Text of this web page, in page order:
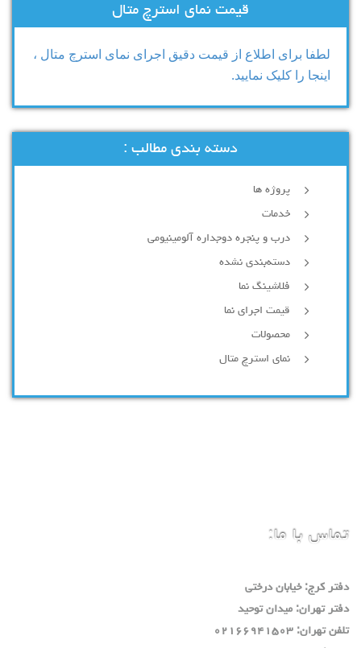
قیمت نمای استرچ متال
لطفا برای اطلاع از قیمت دقیق اجرای نمای استرچ متال ،
اینجا را کلیک نمایید.
دسته بندی مطالب :
پروژه ها
خدمات
درب و پنجره دوجداره آلومینیومی
دسته‌بندی نشده
فلاشینگ نما
قیمت اجرای نما
محصولات
نمای استرچ متال
تماس با ما:
دفتر كرج: خيابان درختي
دفتر تهران: ميدان توحيد
تلفن تهران: ٠٢١٦٦٩٤١٥٠٣